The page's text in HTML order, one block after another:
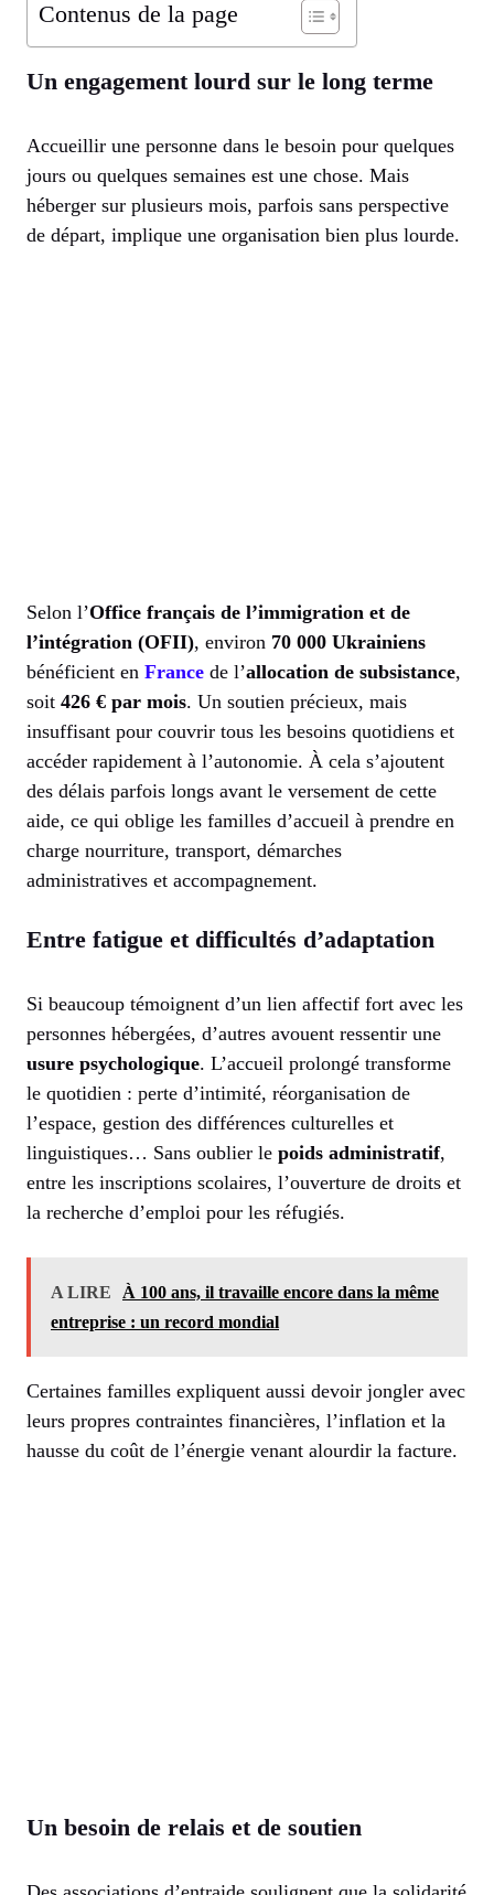
Contenus de la page
Un engagement lourd sur le long terme
Accueillir une personne dans le besoin pour quelques
jours ou quelques semaines est une chose. Mais
héberger sur plusieurs mois, parfois sans perspective
de départ, implique une organisation bien plus lourde.
Selon l’Office français de l’immigration et de
l’intégration (OFII), environ 70 000 Ukrainiens
bénéficient en France de l’allocation de subsistance,
soit 426 € par mois. Un soutien précieux, mais
insuffisant pour couvrir tous les besoins quotidiens et
accéder rapidement à l’autonomie. À cela s’ajoutent
des délais parfois longs avant le versement de cette
aide, ce qui oblige les familles d’accueil à prendre en
charge nourriture, transport, démarches
administratives et accompagnement.
Entre fatigue et difficultés d’adaptation
Si beaucoup témoignent d’un lien affectif fort avec les
personnes hébergées, d’autres avouent ressentir une
usure psychologique. L’accueil prolongé transforme
le quotidien : perte d’intimité, réorganisation de
l’espace, gestion des différences culturelles et
linguistiques… Sans oublier le poids administratif,
entre les inscriptions scolaires, l’ouverture de droits et
la recherche d’emploi pour les réfugiés.
A LIRE
À 100 ans, il travaille encore dans la même
entreprise : un record mondial
Certaines familles expliquent aussi devoir jongler avec
leurs propres contraintes financières, l’inflation et la
hausse du coût de l’énergie venant alourdir la facture.
Un besoin de relais et de soutien